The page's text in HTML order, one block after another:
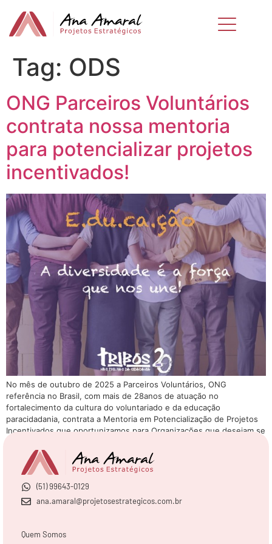
Tag: ODS
ONG Parceiros Voluntários
contrata nossa mentoria
para potencializar projetos
incentivados!
No mês de outubro de 2025 a Parceiros Voluntários, ONG
referência no Brasil, com mais de 28anos de atuação no
fortalecimento da cultura do voluntariado e da educação
paracidadania, contrata a Mentoria em Potencialização de Projetos
Incentivados que oportunizamos para Organizações que desejam se
empresas […]
(51) 99643-0129
ana.amaral@projetosestrategicos.com.br
Quem Somos